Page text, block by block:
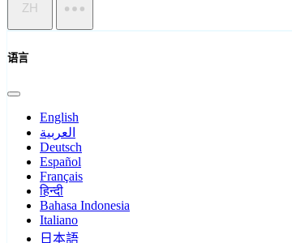
ZH
语言
English
العربية
Deutsch
Español
Français
हिन्दी
Bahasa Indonesia
Italiano
日本語